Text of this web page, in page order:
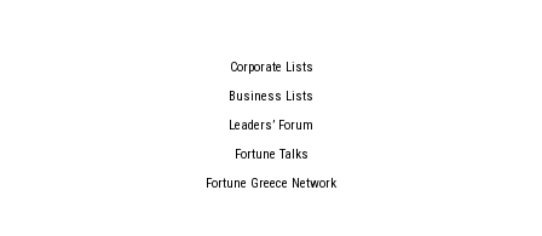
Corporate Lists
Business Lists
Leaders’ Forum
Fortune Talks
Fortune Greece Network